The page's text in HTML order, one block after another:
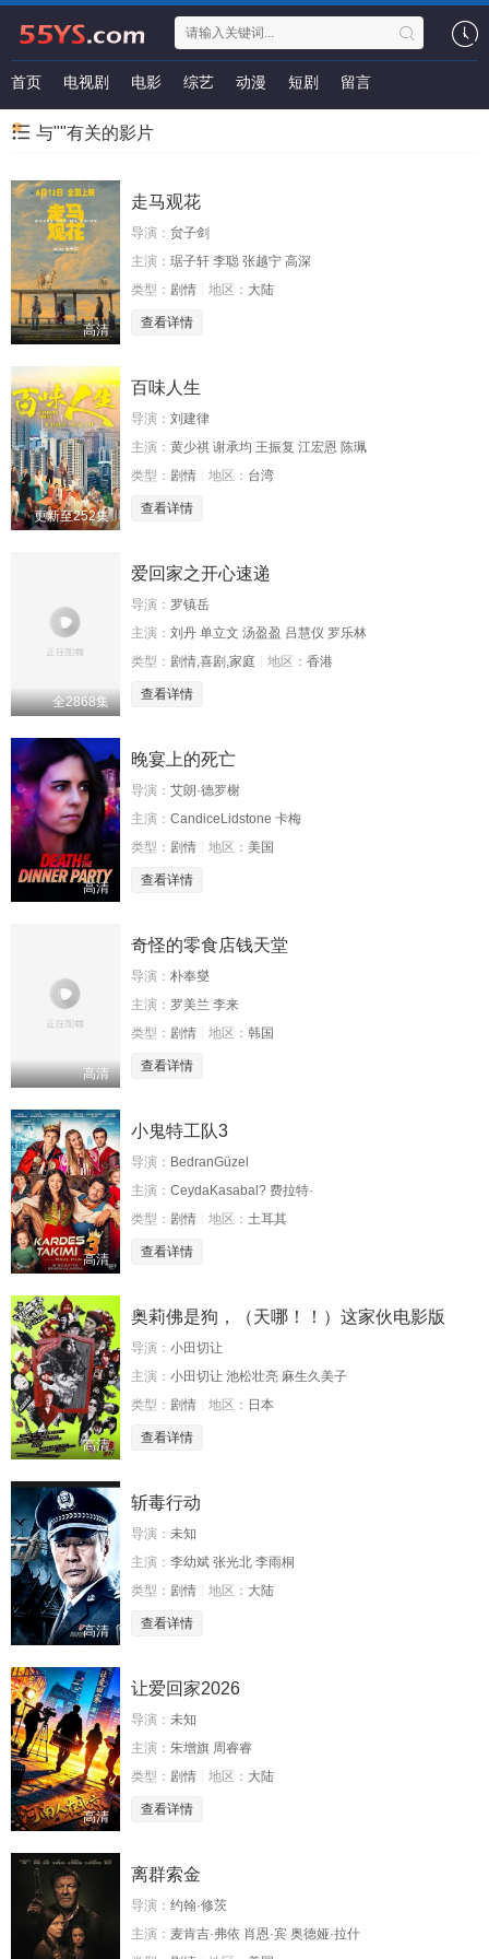
首页 电视剧 电影 综艺 动漫 短剧 留言
与""有关的影片
高清
走马观花
导演： 贠子剑
主演： 琚子轩 李聪 张越宁 高深
类型： 剧情 地区： 大陆
查看详情
更新至252集
百味人生
导演： 刘建律
主演： 黄少祺 谢承均 王振复 江宏恩 陈珮
类型： 剧情 地区： 台湾
查看详情
全2868集
爱回家之开心速递
导演： 罗镇岳
主演： 刘丹 单立文 汤盈盈 吕慧仪 罗乐林
类型： 剧情,喜剧,家庭 地区： 香港
查看详情
高清
晚宴上的死亡
导演： 艾朗·德罗榭
主演： CandiceLidstone 卡梅
类型： 剧情 地区： 美国
查看详情
高清
奇怪的零食店钱天堂
导演： 朴奉燮
主演： 罗美兰 李来
类型： 剧情 地区： 韩国
查看详情
高清
小鬼特工队3
导演： BedranGüzel
主演： CeydaKasabal? 费拉特·
类型： 剧情 地区： 土耳其
查看详情
高清
奥莉佛是狗，（天哪！！）这家伙电影版
导演： 小田切让
主演： 小田切让 池松壮亮 麻生久美子
类型： 剧情 地区： 日本
查看详情
高清
斩毒行动
导演： 未知
主演： 李幼斌 张光北 李雨桐
类型： 剧情 地区： 大陆
查看详情
高清
让爱回家2026
导演： 未知
主演： 朱增旗 周睿睿
类型： 剧情 地区： 大陆
查看详情
离群索金
导演： 约翰·修茨
主演： 麦肯吉·弗依 肖恩·宾 奥德娅·拉什